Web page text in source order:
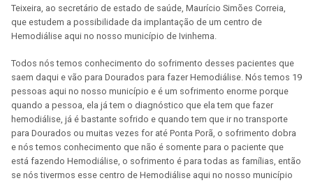
Teixeira, ao secretário de estado de saúde, Maurício Simões Correia,
que estudem a possibilidade da implantação de um centro de
Hemodiálise aqui no nosso município de Ivinhema.
Todos nós temos conhecimento do sofrimento desses pacientes que
saem daqui e vão para Dourados para fazer Hemodiálise. Nós temos 19
pessoas aqui no nosso município e é um sofrimento enorme porque
quando a pessoa, ela já tem o diagnóstico que ela tem que fazer
hemodiálise, já é bastante sofrido e quando tem que ir no transporte
para Dourados ou muitas vezes for até Ponta Porã, o sofrimento dobra
e nós temos conhecimento que não é somente para o paciente que
está fazendo Hemodiálise, o sofrimento é para todas as famílias, então
se nós tivermos esse centro de Hemodiálise aqui no nosso município